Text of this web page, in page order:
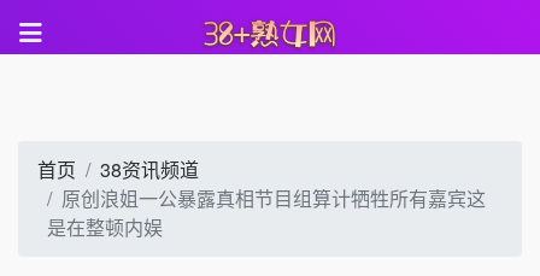
首页
38资讯频道
原创浪姐一公暴露真相节目组算计牺牲所有嘉宾这
是在整顿内娱